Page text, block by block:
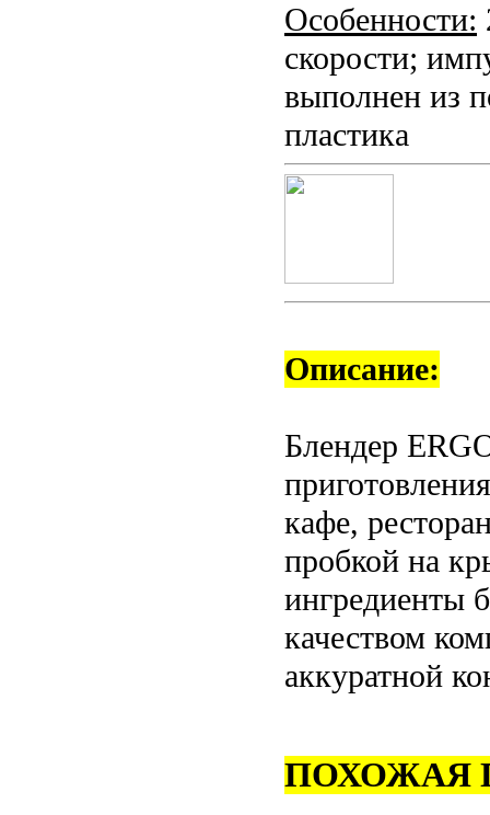
Особенности:
скорости;
выполнен из
пластика
Описание:
Блендер
кафе,
пробкой на
ингредиенты
качеством
аккуратной
ПОХОЖАЯ